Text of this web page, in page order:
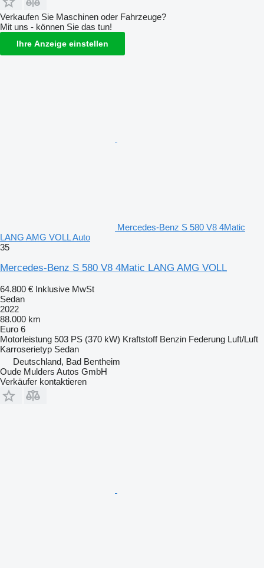
Verkaufen Sie Maschinen oder Fahrzeuge?
Mit uns - können Sie das tun!
Ihre Anzeige einstellen
Mercedes-Benz S 580 V8 4Matic
LANG AMG VOLL Auto
35
Mercedes-Benz S 580 V8 4Matic LANG AMG VOLL
64.800 € Inklusive MwSt
Sedan
2022
88.000 km
Euro 6
Motorleistung 503 PS (370 kW) Kraftstoff Benzin Federung Luft/Luft
Karroserietyp Sedan
Deutschland, Bad Bentheim
Oude Mulders Autos GmbH
Verkäufer kontaktieren